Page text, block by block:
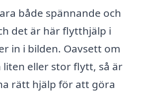
både spännande och
det är här flytthjälp i
in i bilden. Oavsett om
liten eller stor flytt, så är
rätt hjälp för att göra